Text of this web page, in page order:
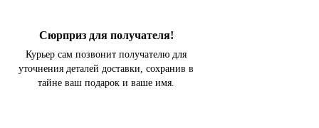
Сюрприз для получателя!
Курьер сам позвонит получателю для
уточнения деталей доставки, сохранив в
тайне ваш подарок и ваше имя.